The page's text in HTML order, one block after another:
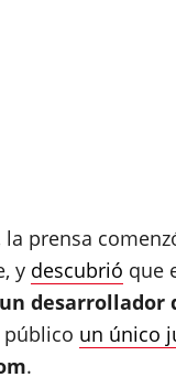
la prensa
y descubrió que
desarrollador
público un único
.